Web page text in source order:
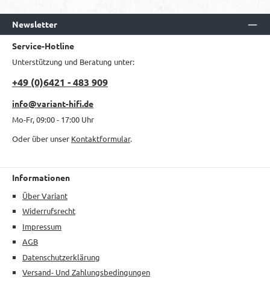
Newsletter
Service-Hotline
Unterstützung und Beratung unter:
+49 (0)6421 - 483 909
info@variant-hifi.de
Mo-Fr, 09:00 - 17:00 Uhr
Oder über unser Kontaktformular.
Informationen
Über Variant
Widerrufsrecht
Impressum
AGB
Datenschutzerklärung
Versand- Und Zahlungsbedingungen